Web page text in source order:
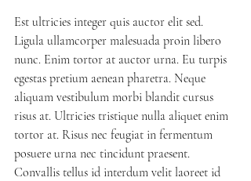
Est ultricies integer quis auctor elit sed.
Ligula ullamcorper malesuada proin libero
nunc. Enim tortor at auctor urna. Eu turpis
egestas pretium aenean pharetra. Neque
aliquam vestibulum morbi blandit cursus
risus at. Ultricies tristique nulla aliquet enim
tortor at. Risus nec feugiat in fermentum
posuere urna nec tincidunt praesent.
Convallis tellus id interdum velit laoreet id